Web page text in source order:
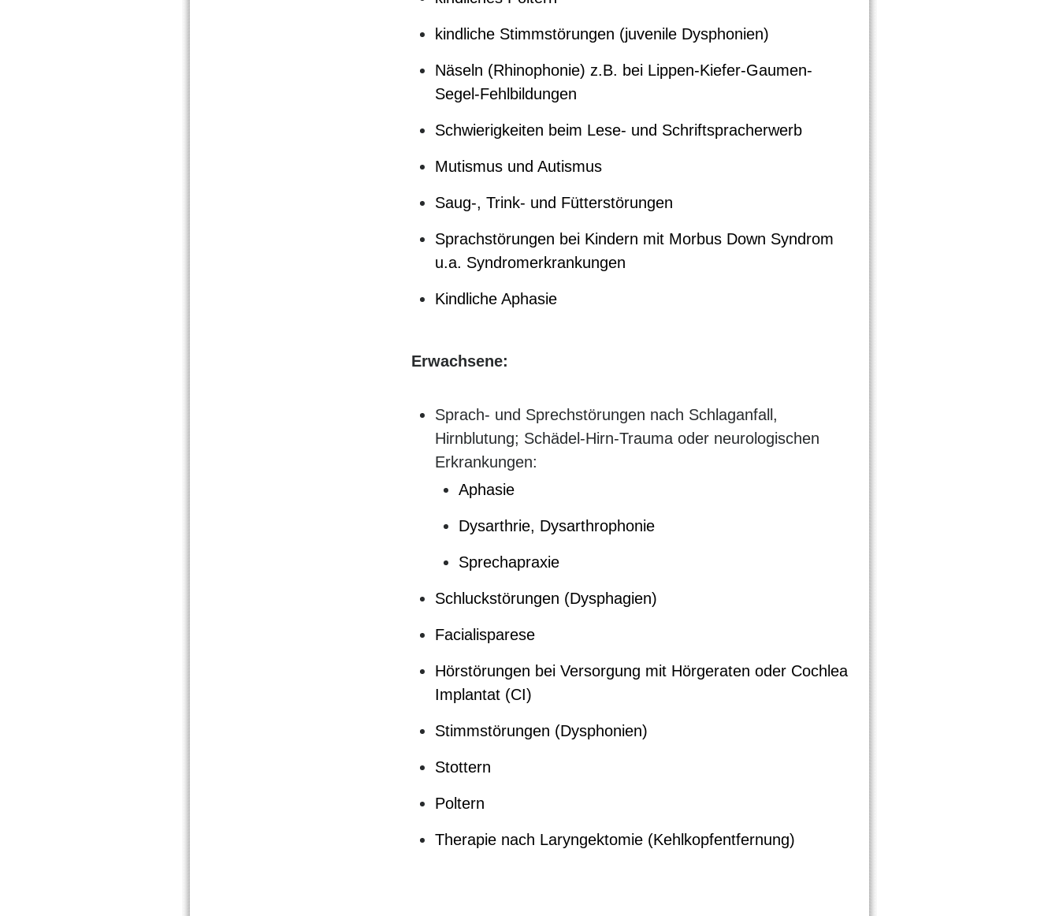
kindliche Stimmstörungen (juvenile Dysphonien)
Näseln (Rhinophonie) z.B. bei Lippen-Kiefer-Gaumen-
Segel-Fehlbildungen
Schwierigkeiten beim Lese- und Schriftspracherwerb
Mutismus und Autismus
Saug-, Trink- und Fütterstörungen
Sprachstörungen bei Kindern mit Morbus Down Syndrom
u.a. Syndromerkrankungen
Kindliche Aphasie
Erwachsene:
Sprach- und Sprechstörungen nach Schlaganfall,
Hirnblutung; Schädel-Hirn-Trauma oder neurologischen
Erkrankungen:
Aphasie
Dysarthrie, Dysarthrophonie
Sprechapraxie
Schluckstörungen (Dysphagien)
Facialisparese
Hörstörungen bei Versorgung mit Hörgeraten oder Cochlea
Implantat (CI)
Stimmstörungen (Dysphonien)
Stottern
Poltern
Therapie nach Laryngektomie (Kehlkopfentfernung)